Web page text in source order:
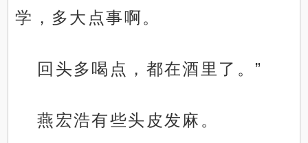
学，多大点事啊。
回头多喝点，都在酒里了。”
燕宏浩有些头皮发麻。